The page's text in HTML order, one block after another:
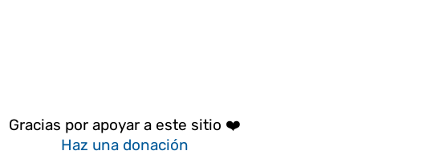
Gracias por apoyar a este sitio ❤️
Haz una donación